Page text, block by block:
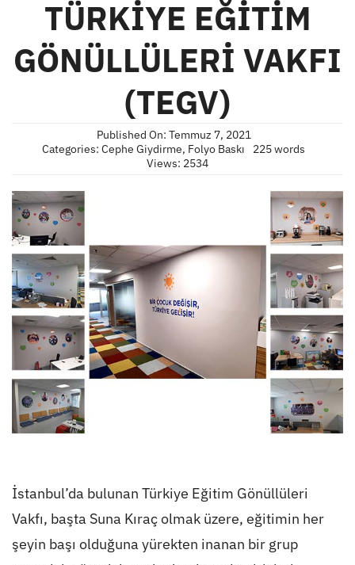
TÜRKİYE EĞİTİM
GÖNÜLLÜLERİ VAKFI
(TEGV)
Published On: Temmuz 7, 2021
Categories: Cephe Giydirme, Folyo Baskı
225 words
Views: 2534
İstanbul’da bulunan Türkiye Eğitim Gönüllüleri
Vakfı, başta Suna Kıraç olmak üzere, eğitimin her
şeyin başı olduğuna yürekten inanan bir grup